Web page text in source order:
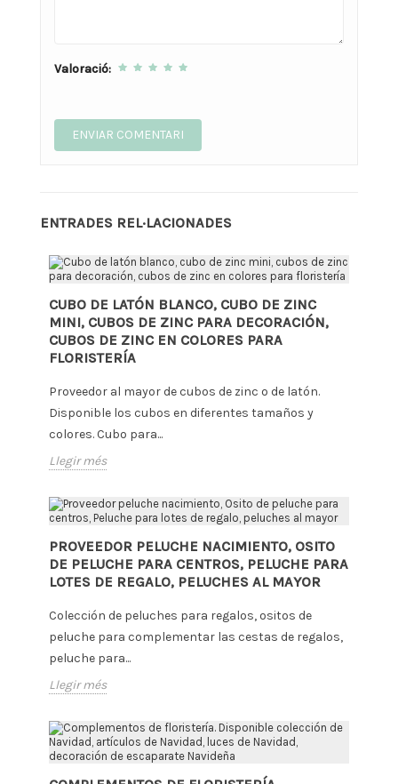
Valoració:
ENTRADES REL·LACIONADES
CUBO DE LATÓN BLANCO, CUBO DE ZINC
MINI, CUBOS DE ZINC PARA DECORACIÓN,
CUBOS DE ZINC EN COLORES PARA
FLORISTERÍA
Proveedor al mayor de cubos de zinc o de latón.
Disponible los cubos en diferentes tamaños y
colores. Cubo para...
Llegir més
PROVEEDOR PELUCHE NACIMIENTO, OSITO
DE PELUCHE PARA CENTROS, PELUCHE PARA
LOTES DE REGALO, PELUCHES AL MAYOR
Colección de peluches para regalos, ositos de
peluche para complementar las cestas de regalos,
peluche para...
Llegir més